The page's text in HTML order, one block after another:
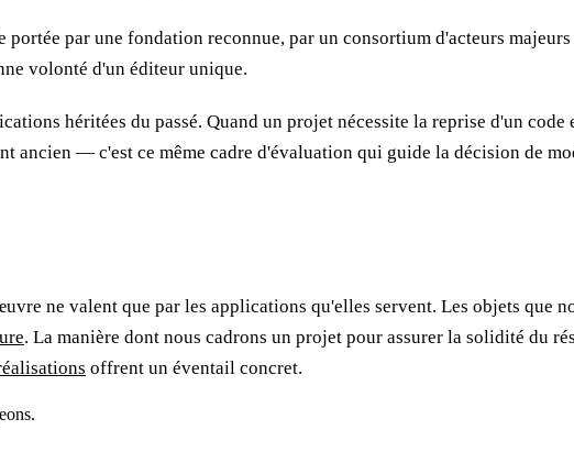
par une fondation reconnue, par un consortium d'acteurs
volonté d'un éditeur unique.
héritées du passé. Quand un projet nécessite la reprise d'un
ancien — c'est ce même cadre d'évaluation qui guide la décision de
ne valent que par les applications qu'elles servent. Les objets
. La manière dont nous cadrons un projet pour assurer la solidité du
offrent un éventail concret.